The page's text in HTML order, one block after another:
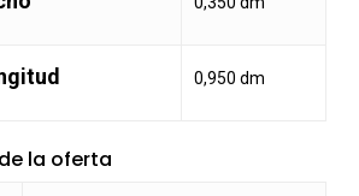
0,950 dm
la oferta